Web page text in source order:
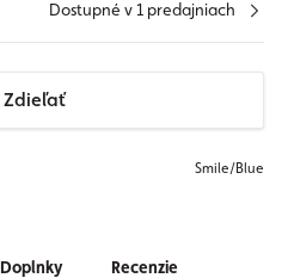
Dostupné v 1 predajniach
Zdieľať
Smile/Blue
Doplnky Recenzie